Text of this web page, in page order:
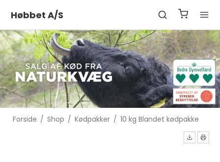
Høbbet A/S
Forside / Shop / Kødpakker / 10 kg Blandet kødpakke